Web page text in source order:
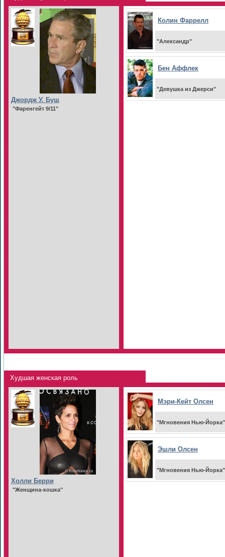
Джордж У. Буш
"Фаренгейт 9/11"
Колин Фаррелл
"Александр"
Бен Аффлек
"Девушка из Джерси"
Худшая женская роль
Холли Берри
"Женщина-кошка"
Мэри-Кейт Олсен
"Мгновения Нью-Йорка"
Эшли Олсен
"Мгновения Нью-Йорка"